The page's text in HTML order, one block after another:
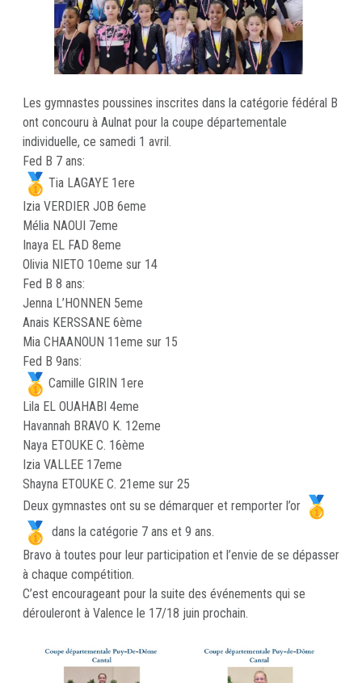
Les gymnastes poussines inscrites dans la catégorie fédéral B
ont concouru à Aulnat pour la coupe départementale
individuelle, ce samedi 1 avril.
Fed B 7 ans:
Tia LAGAYE 1ere
Izia VERDIER JOB 6eme
Mélia NAOUI 7eme
Inaya EL FAD 8eme
Olivia NIETO 10eme sur 14
Fed B 8 ans:
Jenna L’HONNEN 5eme
Anais KERSSANE 6ème
Mia CHAANOUN 11eme sur 15
Fed B 9ans:
Camille GIRIN 1ere
Lila EL OUAHABI 4eme
Havannah BRAVO K. 12eme
Naya ETOUKE C. 16ème
Izia VALLEE 17eme
Shayna ETOUKE C. 21eme sur 25
Deux gymnastes ont su se démarquer et remporter l’or
dans la catégorie 7 ans et 9 ans.
Bravo à toutes pour leur participation et l’envie de se dépasser
à chaque compétition.
C’est encourageant pour la suite des événements qui se
dérouleront à Valence le 17/18 juin prochain.